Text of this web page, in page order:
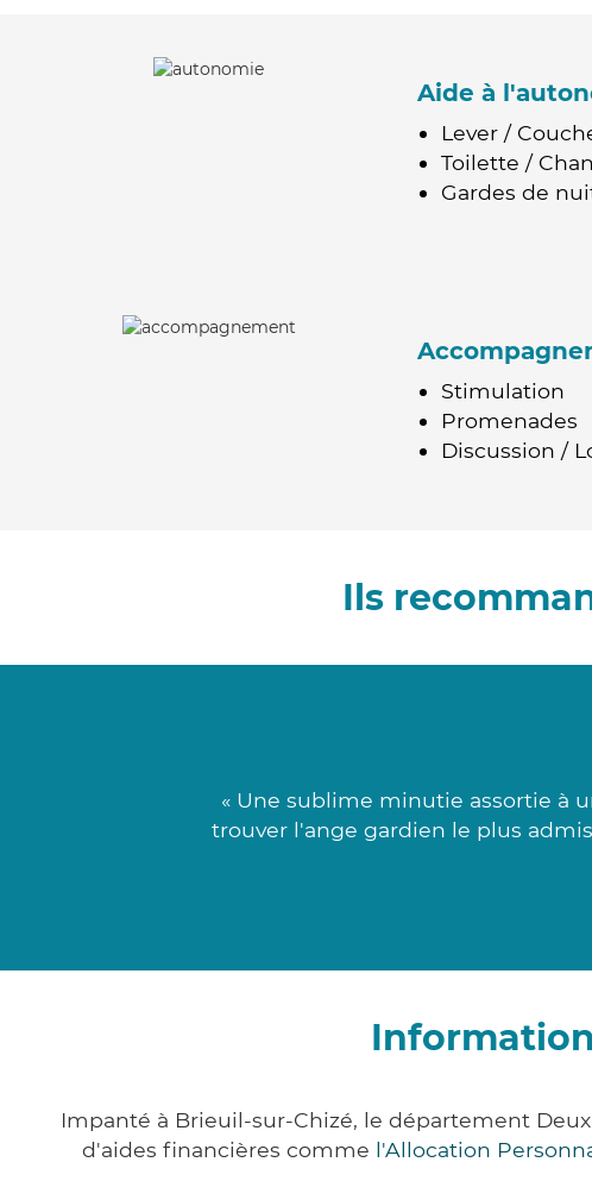
Aide à
Lever /
Toilette /
Gardes de
Stimulation
Promenades
Discussion /
Ils
« Une sublime minutie assortie à
trouver l'ange gardien le plus
Impanté à Brieuil-sur-Chizé, le département
d'aides financières comme l'Allocation